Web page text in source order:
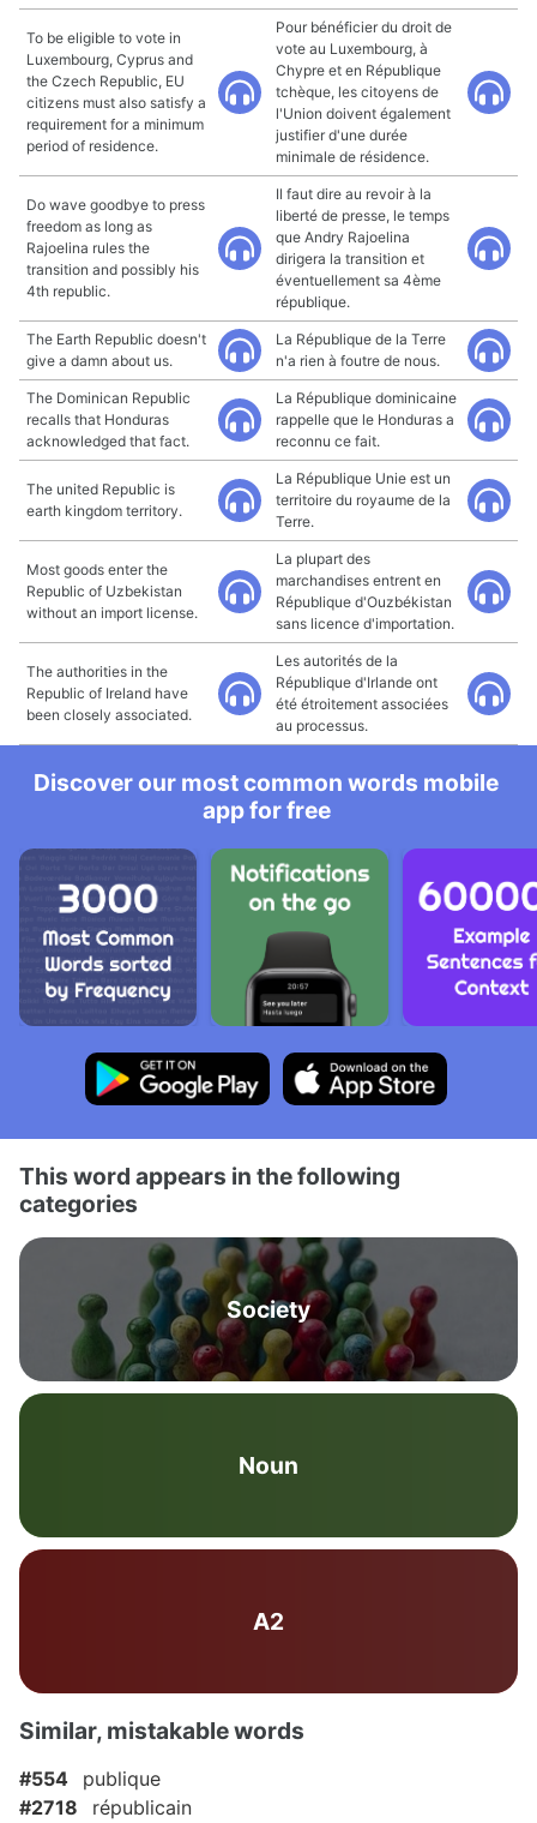
To be eligible to vote in
Luxembourg, Cyprus and
the Czech Republic, EU
citizens must also satisfy a
requirement for a minimum
period of residence.
Pour bénéficier du droit de
vote au Luxembourg, à
Chypre et en République
tchèque, les citoyens de
l'Union doivent également
justifier d'une durée
minimale de résidence.
Do wave goodbye to press
freedom as long as
Rajoelina rules the
transition and possibly his
4th republic.
Il faut dire au revoir à la
liberté de presse, le temps
que Andry Rajoelina
dirigera la transition et
éventuellement sa 4ème
république.
The Earth Republic doesn't
give a damn about us.
La République de la Terre
n'a rien à foutre de nous.
The Dominican Republic
recalls that Honduras
acknowledged that fact.
La République dominicaine
rappelle que le Honduras a
reconnu ce fait.
The united Republic is
earth kingdom territory.
La République Unie est un
territoire du royaume de la
Terre.
Most goods enter the
Republic of Uzbekistan
without an import license.
La plupart des
marchandises entrent en
République d'Ouzbékistan
sans licence d'importation.
The authorities in the
Republic of Ireland have
been closely associated.
Les autorités de la
République d'Irlande ont
été étroitement associées
au processus.
Discover our most common words mobile
app for free
This word appears in the following
categories
Society
Noun
A2
Similar, mistakable words
#554
publique
#2718
républicain